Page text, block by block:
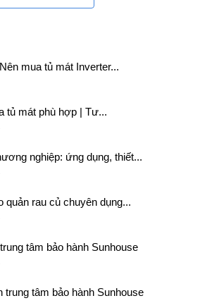
mua tủ mát Inverter...
tủ mát phù hợp | Tư...
nghiệp: ứng dụng, thiết...
quản rau củ chuyên dụng...
tâm bảo hành Sunhouse
trung tâm bảo hành Sunhouse